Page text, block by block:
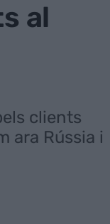
al
clients
ara Rússia i